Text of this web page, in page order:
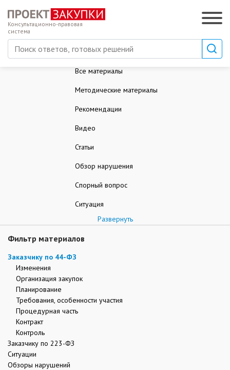
Консультационно-правовая
система
Все материалы
Методические материалы
Рекомендации
Видео
Статьи
Обзор нарушения
Спорный вопрос
Ситуация
Развернуть
Фильтр материалов
Заказчику по 44-ФЗ
Изменения
Организация закупок
Планирование
Требования, особенности участия
Процедурная часть
Контракт
Контроль
Заказчику по 223-ФЗ
Ситуации
Обзоры нарушений